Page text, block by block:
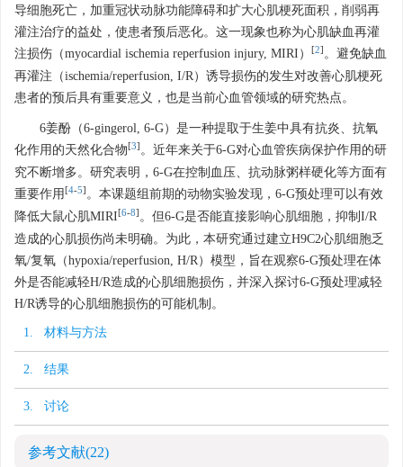
导细胞死亡，加重冠状动脉功能障碍和扩大心肌梗死面积，削弱再
灌注治疗的益处，使患者预后恶化。这一现象也称为心肌缺血再灌
注损伤（myocardial ischemia reperfusion injury, MIRI）
[2] 。避免缺血
再灌注（ischemia/reperfusion, I/R）诱导损伤的发生对改善心肌梗死
患者的预后具有重要意义，也是当前心血管领域的研究热点。
6姜酚（6-gingerol, 6-G）是一种提取于生姜中具有抗炎、抗氧
化作用的天然化合物[3] 。近年来关于6-G对心血管疾病保护作用的研
究不断增多。研究表明，6-G在控制血压、抗动脉粥样硬化等方面有
重要作用 [4-5] 。本课题组前期的动物实验发现，6-G预处理可以有效
降低大鼠心肌MIRI[6-8] 。但6-G是否能直接影响心肌细胞，抑制I/R
造成的心肌损伤尚未明确。为此，本研究通过建立H9C2心肌细胞乏
氧/复氧（hypoxia/reperfusion, H/R）模型，旨在观察6-G预处理在体
外是否能减轻H/R造成的心肌细胞损伤，并深入探讨6-G预处理减轻
H/R诱导的心肌细胞损伤的可能机制。
1. 材料与方法
2. 结果
3. 讨论
参考文献(22)